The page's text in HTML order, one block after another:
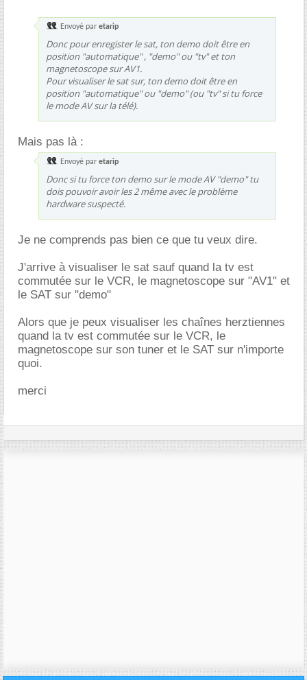
Envoyé par etarip
Donc pour enregister le sat, ton demo doit être en
position "automatique" , "demo" ou "tv" et ton
magnetoscope sur AV1.
Pour visualiser le sat sur, ton demo doit être en
position "automatique" ou "demo" (ou "tv" si tu force
le mode AV sur la télé).
Mais pas là :
Envoyé par etarip
Donc si tu force ton demo sur le mode AV "demo" tu
dois pouvoir avoir les 2 même avec le problème
hardware suspecté.
Je ne comprends pas bien ce que tu veux dire.
J'arrive à visualiser le sat sauf quand la tv est
commutée sur le VCR, le magnetoscope sur "AV1" et
le SAT sur "demo"
Alors que je peux visualiser les chaînes herztiennes
quand la tv est commutée sur le VCR, le
magnetoscope sur son tuner et le SAT sur n'importe
quoi.
merci